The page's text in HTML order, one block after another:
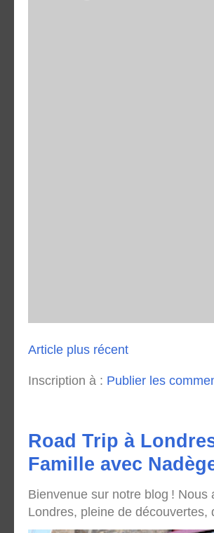
Article plus récent
Inscription à : Publier les
Road Trip à
Famille avec
Bienvenue sur notre blog !
Londres, pleine de